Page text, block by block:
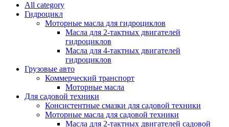
All category
Гидроцикл
Моторные масла для гидроциклов
Масла для 2-тактных двигателей
гидроциклов
Масла для 4-тактных двигателей
гидроциклов
Грузовые авто
Коммерческий транспорт
Моторные масла
Для садовой техники
Консистентные смазки для садовой техники
Моторные масла для садовой техники
Масла для 2-тактных двигателей садовой